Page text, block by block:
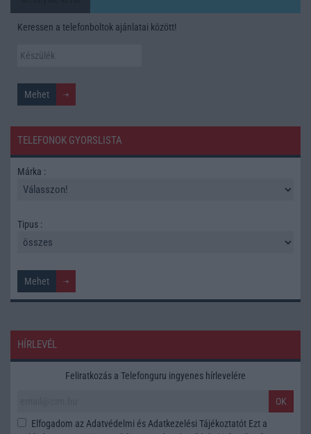
Keressen a telefonboltok ajánlatai között!
TELEFONOK GYORSLISTA
Márka :
Tipus :
HÍRLEVÉL
Feliratkozás a Telefonguru ingyenes hírlevelére
OK
Elfogadom az Adatvédelmi és Adatkezelési Tájékoztatót Ezt a